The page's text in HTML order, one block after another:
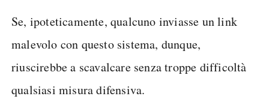
Se, ipoteticamente, qualcuno inviasse un link
malevolo con questo sistema, dunque,
riuscirebbe a scavalcare senza troppe difficoltà
qualsiasi misura difensiva.